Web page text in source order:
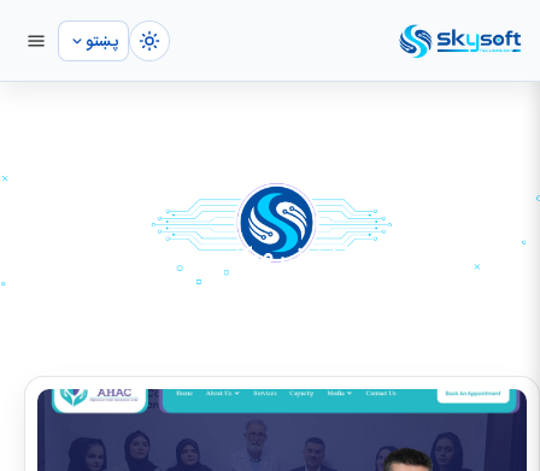
پښتو
د افغانستان د روغتیا ارزونې مرکز